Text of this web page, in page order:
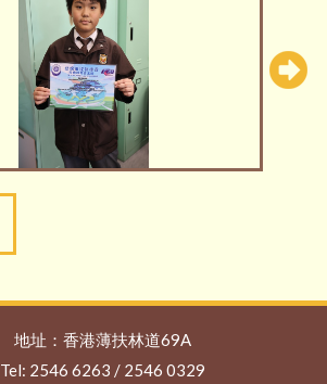
地址：香港薄扶林道69A
Tel: 2546 6263 / 2546 0329